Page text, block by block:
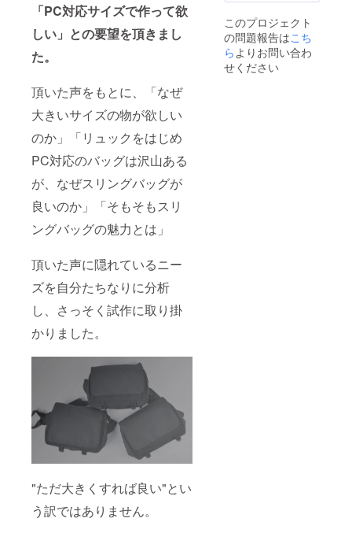
「PC対応サイズで作って欲
しい」との要望を頂きまし
た。
頂いた声をもとに、「なぜ
大きいサイズの物が欲しい
のか」「リュックをはじめ
PC対応のバッグは沢山ある
が、なぜスリングバッグが
良いのか」「そもそもスリ
ングバッグの魅力とは」
頂いた声に隠れているニー
ズを自分たちなりに分析
し、さっそく試作に取り掛
かりました。
"ただ大きくすれば良い"とい
う訳ではありません。
このプロジェクト
の問題報告はこち
ら よりお問い合わ
せください